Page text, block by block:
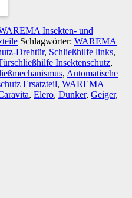
Insekten- und
Schlagwörter: WAREMA
Drehtür, Schließhilfe links,
Insektenschutz,
, Automatische
Ersatzteil, WAREMA
, Elero, Dunker, Geiger,